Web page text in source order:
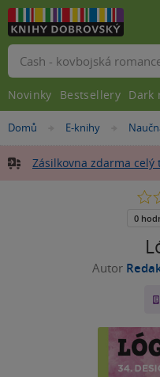
Nacházíte
zde:
Domů »
E-knihy »
Zásilkovna zdarma celý
Autor
0.0
5
0
Vyhledávání
Novinky Bestsellery Dark